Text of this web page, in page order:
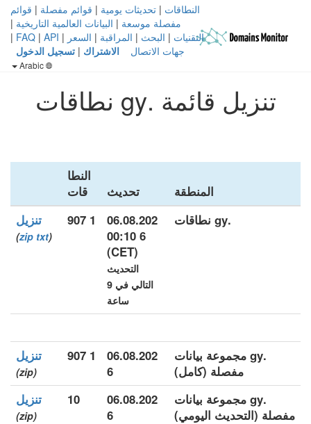
النطاقات | تحديثات يومية | قوائم مفصلة | قوائم
مفصلة موسعة | البيانات العالمية التاريخية |
التقنيات | البحث | المراقبة | السعر |
FAQ | API
|
جهات الاتصال
الاشتراك | تسجيل الدخول
تنزيل قائمة .gy نطاقات
المنطقة تحديث
النطا
قات
.gy نطاقات
06.08.202
6 00:10
(CET)
التحديث
التالي في 9
ساعة
1 907 تنزيل
(
zip txt
)
.gy مجموعة بيانات
مفصلة (كامل)
06.08.202
6
1 907 تنزيل
(zip)
.gy مجموعة بيانات
مفصلة (التحديث اليومي)
06.08.202
6
10 تنزيل
(zip)